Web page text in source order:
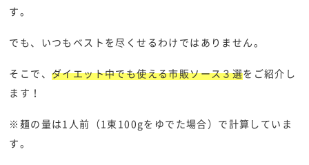
す。
でも、いつもベストを尽くせるわけではありません。
そこで、ダイエット中でも使える市販ソース３選をご紹介し
ます！
※麺の量は1人前（1束100gをゆでた場合）で計算していま
す。